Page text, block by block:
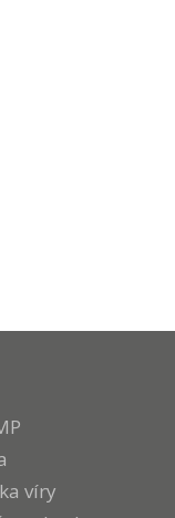
víry